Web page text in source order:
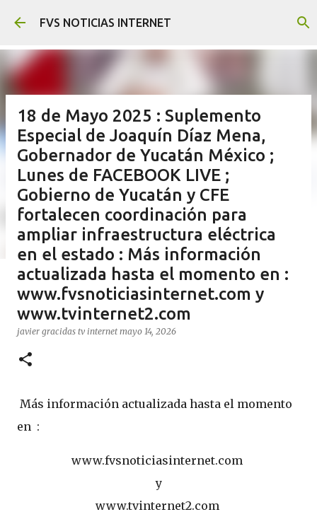
Ir al contenido principal
FVS NOTICIAS INTERNET
18 de Mayo 2025 : Suplemento
Especial de Joaquín Díaz Mena,
Gobernador de Yucatán México ;
Lunes de FACEBOOK LIVE ;
Gobierno de Yucatán y CFE
fortalecen coordinación para
ampliar infraestructura eléctrica
en el estado : Más información
actualizada hasta el momento en :
www.fvsnoticiasinternet.com y
www.tvinternet2.com
javier gracidas tv internet mayo 14, 2026
Más información actualizada hasta el momento
en :
www.fvsnoticiasinternet.com
y
www.tvinternet2.com